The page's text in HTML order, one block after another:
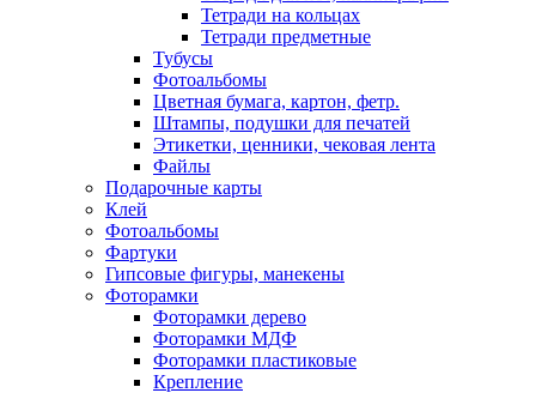
Тетради на кольцах
Тетради предметные
Тубусы
Фотоальбомы
Цветная бумага, картон, фетр.
Штампы, подушки для печатей
Этикетки, ценники, чековая лента
Файлы
Подарочные карты
Клей
Фотоальбомы
Фартуки
Гипсовые фигуры, манекены
Фоторамки
Фоторамки дерево
Фоторамки МДФ
Фоторамки пластиковые
Крепление